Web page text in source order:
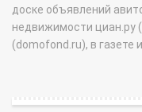
доске объявлений
недвижимости циан.ру
(domofond.ru), в газете